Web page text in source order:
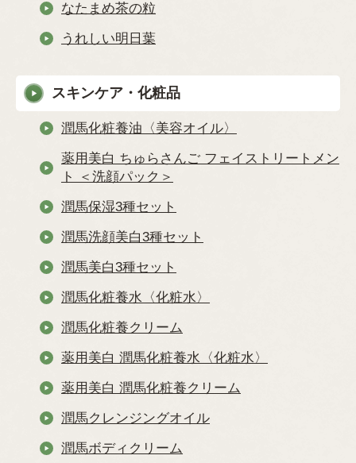
なたまめ茶の粒
うれしい明日葉
スキンケア・化粧品
潤馬化粧養油〈美容オイル〉
薬用美白 ちゅらさんご フェイストリートメン
ト ＜洗顔パック＞
潤馬保湿3種セット
潤馬洗顔美白3種セット
潤馬美白3種セット
潤馬化粧養水〈化粧水〉
潤馬化粧養クリーム
薬用美白 潤馬化粧養水〈化粧水〉
薬用美白 潤馬化粧養クリーム
潤馬クレンジングオイル
潤馬ボディクリーム